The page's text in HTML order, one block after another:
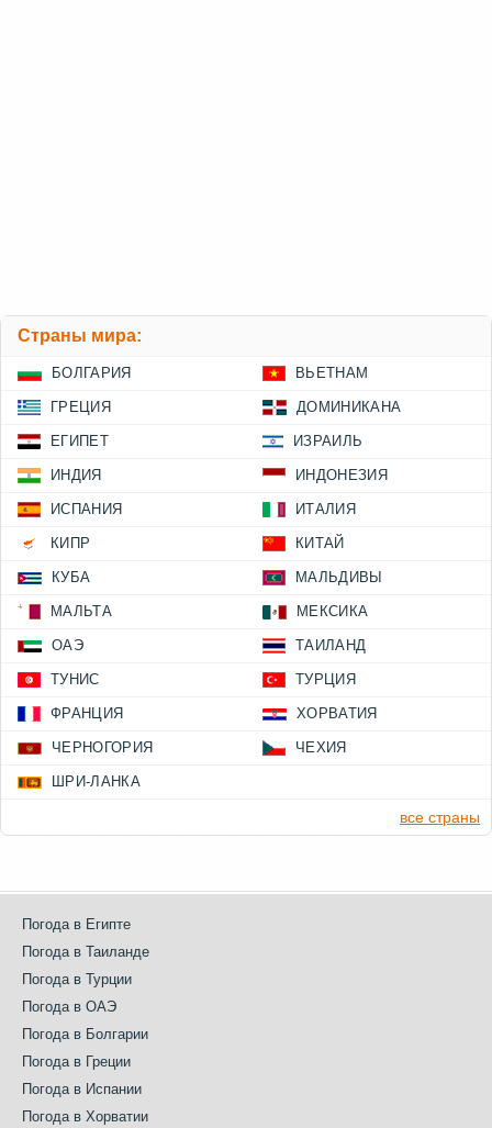
Страны мира:
БОЛГАРИЯ ВЬЕТНАМ
ГРЕЦИЯ ДОМИНИКАНА
ЕГИПЕТ ИЗРАИЛЬ
ИНДИЯ ИНДОНЕЗИЯ
ИСПАНИЯ ИТАЛИЯ
КИПР КИТАЙ
КУБА МАЛЬДИВЫ
МАЛЬТА МЕКСИКА
ОАЭ ТАИЛАНД
ТУНИС ТУРЦИЯ
ФРАНЦИЯ ХОРВАТИЯ
ЧЕРНОГОРИЯ ЧЕХИЯ
ШРИ-ЛАНКА
все страны
Погода в Египте
Погода в Таиланде
Погода в Турции
Погода в ОАЭ
Погода в Болгарии
Погода в Греции
Погода в Испании
Погода в Хорватии